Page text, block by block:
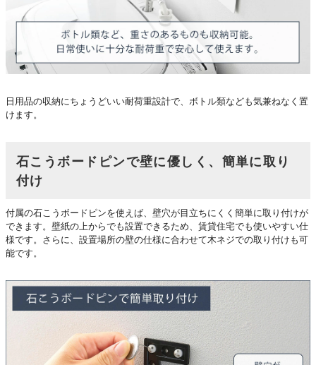
日用品の収納にちょうどいい耐荷重設計で、ボトル類なども気兼ねなく置
けます。
石こうボードピンで壁に優しく、簡単に取り
付け
付属の石こうボードピンを使えば、壁穴が目立ちにくく簡単に取り付けが
できます。壁紙の上からでも設置できるため、賃貸住宅でも使いやすい仕
様です。さらに、設置場所の壁の仕様に合わせて木ネジでの取り付けも可
能です。